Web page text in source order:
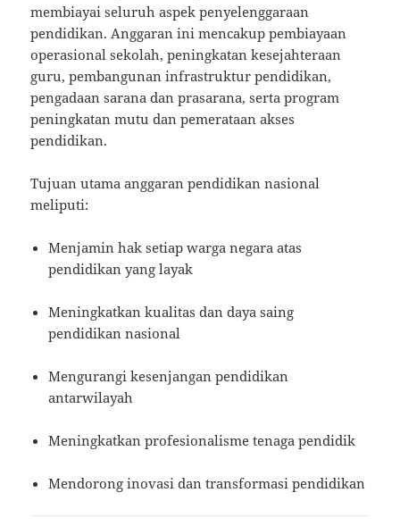
membiayai seluruh aspek penyelenggaraan
pendidikan. Anggaran ini mencakup pembiayaan
operasional sekolah, peningkatan kesejahteraan
guru, pembangunan infrastruktur pendidikan,
pengadaan sarana dan prasarana, serta program
peningkatan mutu dan pemerataan akses
pendidikan.
Tujuan utama anggaran pendidikan nasional
meliputi:
Menjamin hak setiap warga negara atas
pendidikan yang layak
Meningkatkan kualitas dan daya saing
pendidikan nasional
Mengurangi kesenjangan pendidikan
antarwilayah
Meningkatkan profesionalisme tenaga pendidik
Mendorong inovasi dan transformasi pendidikan